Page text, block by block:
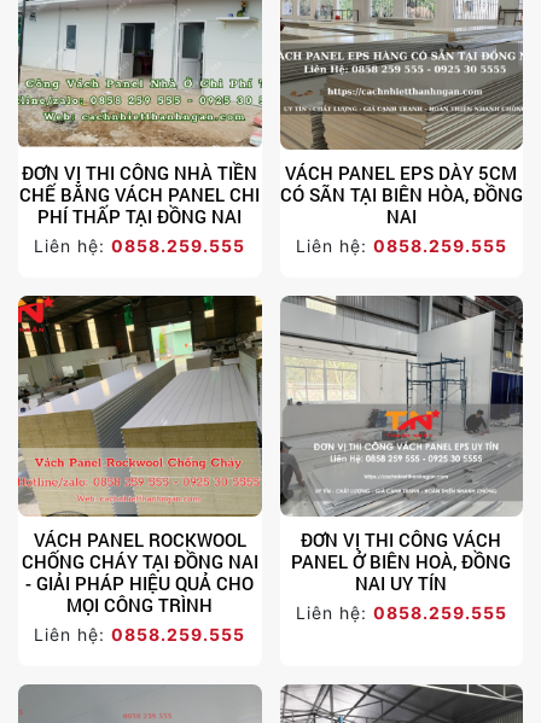
ĐƠN VỊ THI CÔNG NHÀ TIỀN
CHẾ BẰNG VÁCH PANEL CHI
PHÍ THẤP TẠI ĐỒNG NAI
Liên hệ:0858.259.555
VÁCH PANEL EPS DÀY 5CM
CÓ SÃN TẠI BIÊN HÒA, ĐỒNG
NAI
Liên hệ: 0858.259.555
VÁCH PANEL ROCKWOOL
CHỐNG CHÁY TẠI ĐỒNG NAI
- GIẢI PHÁP HIỆU QUẢ CHO
MỌI CÔNG TRÌNH
Liên hệ:0858.259.555
ĐƠN VỊ THI CÔNG VÁCH
PANEL Ở BIÊN HOÀ, ĐỒNG
NAI UY TÍN
Liên hệ: 0858.259.555